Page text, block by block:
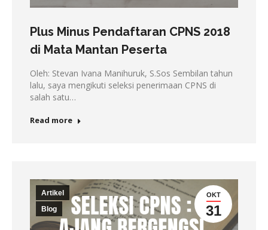
Plus Minus Pendaftaran CPNS 2018
di Mata Mantan Peserta
Oleh: Stevan Ivana Manihuruk, S.Sos Sembilan tahun
lalu, saya mengikuti seleksi penerimaan CPNS di
salah satu…
Read more
OKT
31
Artikel
Blog